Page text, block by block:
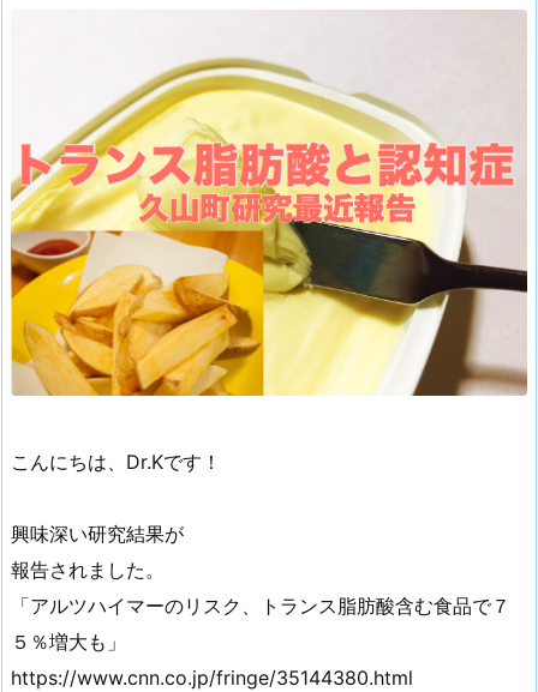
こんにちは、Dr.Kです！
興味深い研究結果が
報告されました。
「アルツハイマーのリスク、トランス脂肪酸含む食品で７
５％増大も」
https://www.cnn.co.jp/fringe/35144380.html